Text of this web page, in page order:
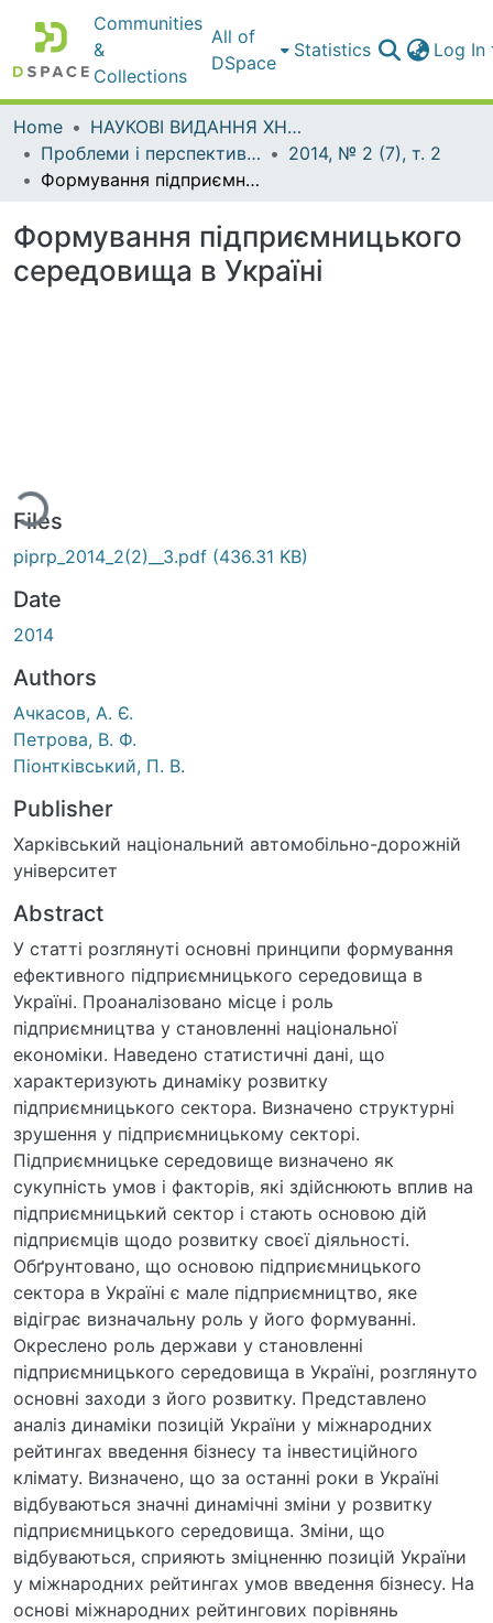
Communities
&
Collections
All of
DSpace
Statistics Log In
Home
НАУКОВІ ВИДАННЯ ХНАДУ
Проблеми і перспективи розвитку підприємництва
2014, № 2 (7), т. 2
Формування підприємницького середовища в Україні
Формування підприємницького
середовища в Україні
Loading...
Files
piprp_2014_2(2)__3.pdf (436.31 KB)
Date
2014
Authors
Ачкасов, А. Є.
Петрова, В. Ф.
Піонтківський, П. В.
Publisher
Харківський національний автомобільно-дорожній
університет
Abstract
У статті розглянуті основні принципи формування
ефективного підприємницького середовища в
Україні. Проаналізовано місце і роль
підприємництва у становленні національної
економіки. Наведено статистичні дані, що
характеризують динаміку розвитку
підприємницького сектора. Визначено структурні
зрушення у підприємницькому секторі.
Підприємницьке середовище визначено як
сукупність умов і факторів, які здійснюють вплив на
підприємницький сектор і стають основою дій
підприємців щодо розвитку своєї діяльності.
Обґрунтовано, що основою підприємницького
сектора в Україні є мале підприємництво, яке
відіграє визначальну роль у його формуванні.
Окреслено роль держави у становленні
підприємницького середовища в Україні, розглянуто
основні заходи з його розвитку. Представлено
аналіз динаміки позицій України у міжнародних
рейтингах введення бізнесу та інвестиційного
клімату. Визначено, що за останні роки в Україні
відбуваються значні динамічні зміни у розвитку
підприємницького середовища. Зміни, що
відбуваються, сприяють зміцненню позицій України
у міжнародних рейтингах умов введення бізнесу. На
основі міжнародних рейтингових порівнянь